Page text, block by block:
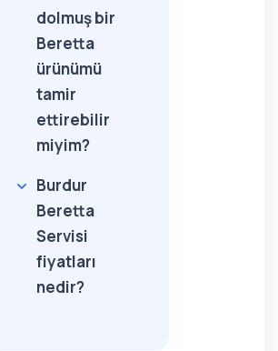
dolmuş bir
Beretta
ürünümü
tamir
ettirebilir
miyim?
Burdur
Beretta
Servisi
fiyatları
nedir?